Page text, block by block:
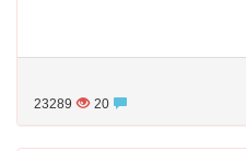
23289